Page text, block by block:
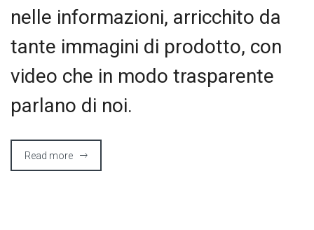
nelle informazioni, arricchito da
tante immagini di prodotto, con
video che in modo trasparente
parlano di noi.
Read more